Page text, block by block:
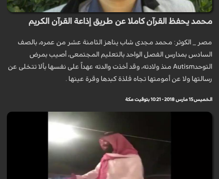
محمد يحفظ القرآن كاملا عن طريق إذاعة القرآن الكريم
مصر _ الكوثر: محمد مجدى شاب يناهز الثامنة عشر من عمره، بالصف
السادس بمدارس الفصل الواحد بالتعليم المجتمعى، أصيب بمرض
التوحدAutism منذ ولادته، وقد أخذت والدته عهداً على نفسها بألا تتخلى عن
رسالتها ولا عن أمومتها تجاه فلذة كبدها وقرة عينها .
الخميس 15 مارس 2018 - 10:21 بتوقيت مكة